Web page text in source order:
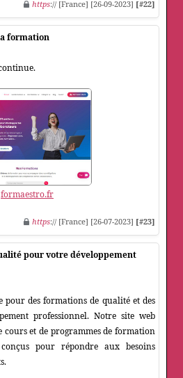
https:// [France] [26-09-2023] [#22]
formation
formaestro.fr
https:// [France] [26-07-2023] [#23]
pour votre développement
pour des formations de qualité et des
professionnel. Notre site web
cours et de programmes de formation
pour répondre aux besoins